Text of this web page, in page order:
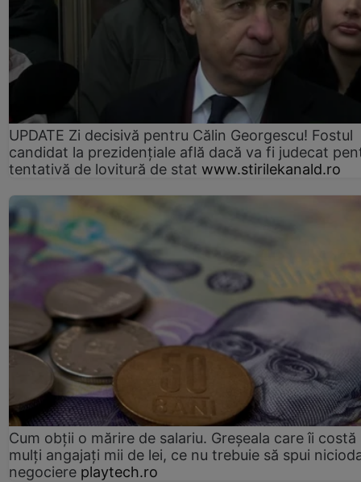
UPDATE Zi decisivă pentru Călin Georgescu! Fostul
candidat la prezidențiale află dacă va fi judecat
tentativă de lovitură de stat www.stirilekanald.ro
Cum obții o mărire de salariu. Greșeala care îi costă
mulți angajați mii de lei, ce nu trebuie să spui
negociere playtech.ro